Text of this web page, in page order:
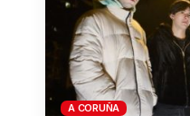
A CORUÑA